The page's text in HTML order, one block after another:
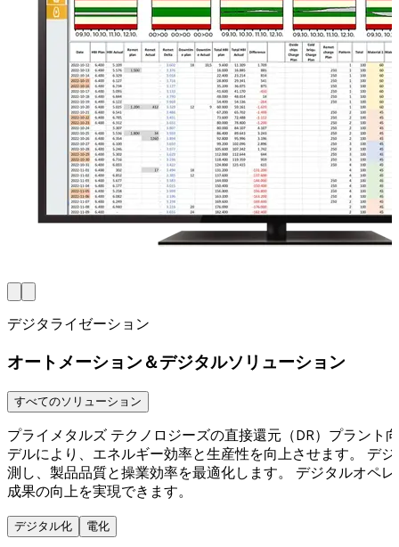
デジタライゼーション
オートメーション＆デジタルソリューション
すべてのソリューション
プライメタルズ テクノロジーズの直接還元（DR）プラン
デルにより、エネルギー効率と生産性を向上させます。 デ
測し、製品品質と操業効率を最適化します。 デジタルオペ
成果の向上を実現できます。
デジタル化 電化